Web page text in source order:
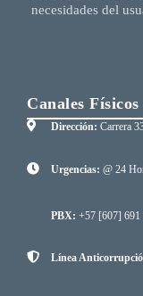
necesidades del
Canales Físicos
Dirección: Carrera
Urgencias: @ 24
PBX: +57 [607] 691
Línea